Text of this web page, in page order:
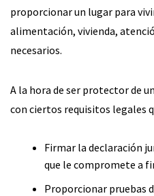
proporcionar un lugar para
alimentación, vivienda,
necesarios.
A la hora de ser protector de
con ciertos requisitos legales
Firmar la declaración
que le compromete a
Proporcionar pruebas